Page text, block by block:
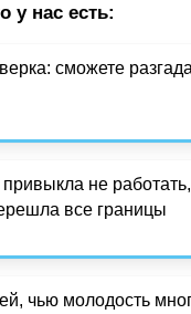
у нас есть:
сможете
не
все границы
чью молодость